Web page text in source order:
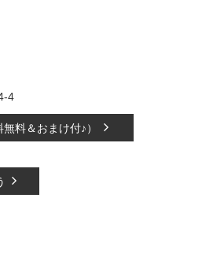
4
料＆おまけ付♪）